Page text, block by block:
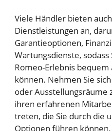
Viele Händler bieten
Dienstleistungen an,
Garantieoptionen,
Wartungsdienste,
Romeo-Erlebnis
können. Nehmen Sie
oder Ausstellungsräume
ihren erfahrenen
treten, die Sie durch die
Optionen führen können.